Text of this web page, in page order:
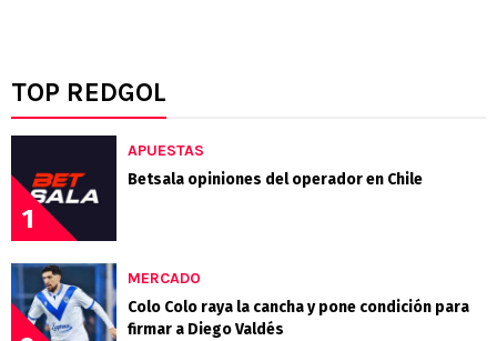
TOP REDGOL
1
APUESTAS
Betsala opiniones del operador en Chile
MERCADO
Colo Colo raya la cancha y pone condición para
firmar a Diego Valdés